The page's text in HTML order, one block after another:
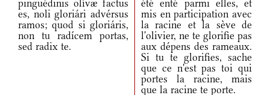
pinguédinis olívæ factus
es, noli gloriári advérsus
ramos; quod si gloriáris,
non tu radícem portas,
sed radix te.
été enté parmi elles, et
mis en participation avec
la racine et la sève de
l'olivier, ne te glorifie pas
aux dépens des rameaux.
Si tu te glorifies, sache
que ce n'est pas toi qui
portes la racine, mais
que la racine te porte.